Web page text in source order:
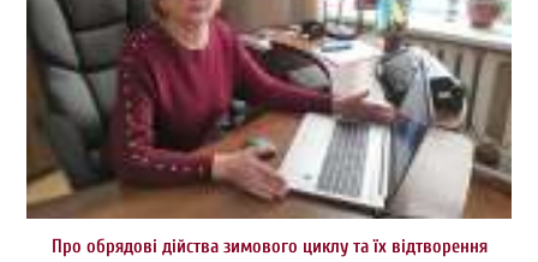
Про обрядові дійства зимового циклу та їх відтворення